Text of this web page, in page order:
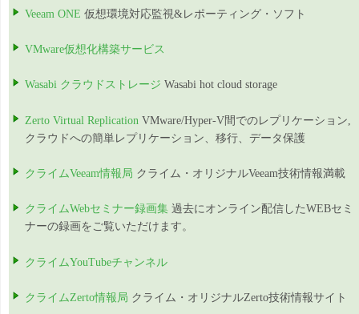
Veeam ONE 仮想環境対応監視&レポーティング・ソフト
VMware仮想化構築サービス
Wasabi クラウドストレージ Wasabi hot cloud storage
Zerto Virtual Replication VMware/Hyper-V間でのレプリケーション,
クラウドへの簡単レプリケーション、移行、データ保護
クライムVeeam情報局 クライム・オリジナルVeeam技術情報満載
クライムWebセミナー録画集 過去にオンライン配信したWEBセミ
ナーの録画をご覧いただけます。
クライムYouTubeチャンネル
クライムZerto情報局 クライム・オリジナルZerto技術情報サイト